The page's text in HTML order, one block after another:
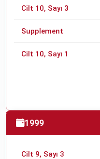
Cilt 10, Sayı 3
Supplement
Cilt 10, Sayı 1
1999
Cilt 9, Sayı 3